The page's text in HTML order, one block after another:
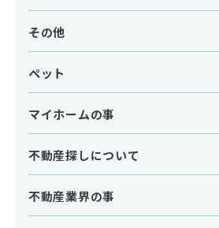
その他
ペット
マイホームの事
不動産探しについて
不動産業界の事